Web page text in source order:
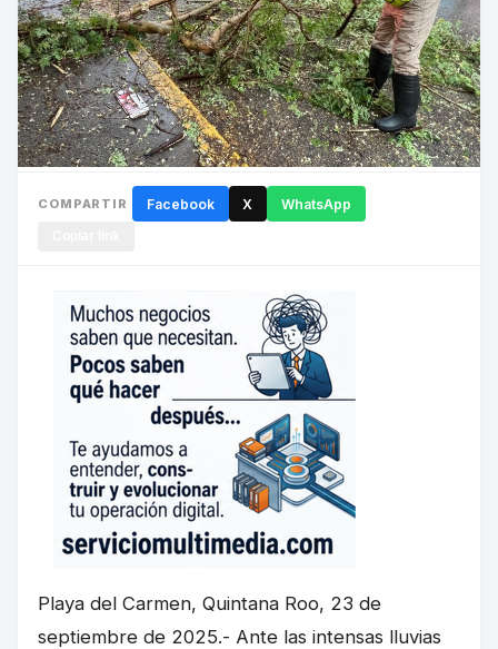
COMPARTIR Facebook X WhatsApp
Playa del Carmen, Quintana Roo, 23 de
septiembre de 2025.- Ante las intensas lluvias